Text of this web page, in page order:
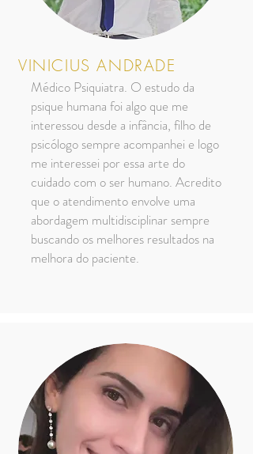
VINICIUS ANDRADE
Médico Psiquiatra. O estudo da
psique humana foi algo que me
interessou desde a infância, filho de
psicólogo sempre acompanhei e logo
me interessei por essa arte do
cuidado com o ser humano. Acredito
que o atendimento envolve uma
abordagem multidisciplinar sempre
buscando os melhores resultados na
melhora do paciente.